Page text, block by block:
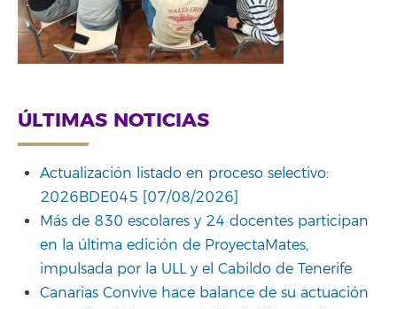
ÚLTIMAS NOTICIAS
Actualización listado en proceso selectivo:
2026BDE045 [07/08/2026]
Más de 830 escolares y 24 docentes participan
en la última edición de ProyectaMates,
impulsada por la ULL y el Cabildo de Tenerife
Canarias Convive hace balance de su actuación